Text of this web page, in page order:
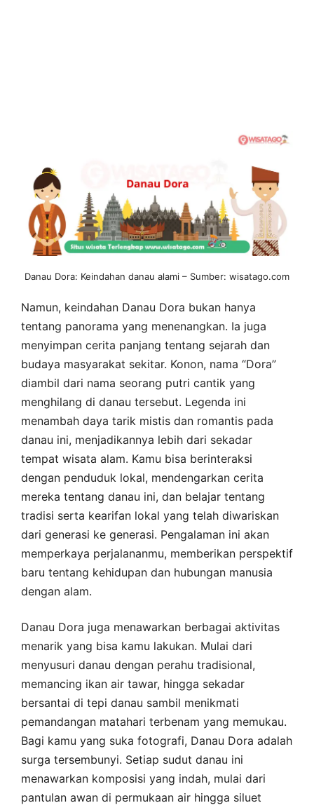
Danau Dora: Keindahan danau alami – Sumber: wisatago.com
Namun, keindahan Danau Dora bukan hanya
tentang panorama yang menenangkan. Ia juga
menyimpan cerita panjang tentang sejarah dan
budaya masyarakat sekitar. Konon, nama “Dora”
diambil dari nama seorang putri cantik yang
menghilang di danau tersebut. Legenda ini
menambah daya tarik mistis dan romantis pada
danau ini, menjadikannya lebih dari sekadar
tempat wisata alam. Kamu bisa berinteraksi
dengan penduduk lokal, mendengarkan cerita
mereka tentang danau ini, dan belajar tentang
tradisi serta kearifan lokal yang telah diwariskan
dari generasi ke generasi. Pengalaman ini akan
memperkaya perjalananmu, memberikan perspektif
baru tentang kehidupan dan hubungan manusia
dengan alam.
Danau Dora juga menawarkan berbagai aktivitas
menarik yang bisa kamu lakukan. Mulai dari
menyusuri danau dengan perahu tradisional,
memancing ikan air tawar, hingga sekadar
bersantai di tepi danau sambil menikmati
pemandangan matahari terbenam yang memukau.
Bagi kamu yang suka fotografi, Danau Dora adalah
surga tersembunyi. Setiap sudut danau ini
menawarkan komposisi yang indah, mulai dari
pantulan awan di permukaan air hingga siluet